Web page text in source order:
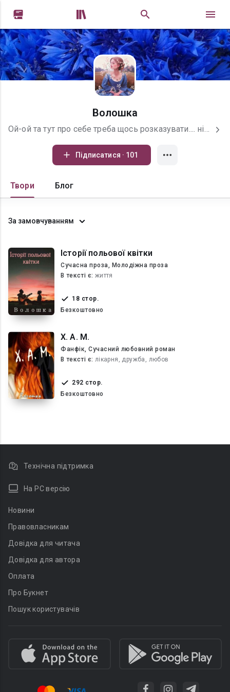
 
Волошка
Ой-ой та тут про себе треба щось розказувати.... ніколи цього не любила, бо ті, що мене знають і так все знають, а хто ще ні, то довго разказувати.) Якщо коротко то почала писати, щоб виправити свою граматику (бо завжди купа помилок), а я ж типу доросла жінка (25 рочків), та й встидно от так не грамотно писати. А ще дуже кайфую від кожного нового розділу своїх і чужих книг (люблю почитати). Люблю зелений колір і групу СКАЙ. Найважливіше для мене моя сім’я: чоловік і діточки, хоча це часто не дає повною мірою зануритись у творчість, а може й на краще… може … От і тут то «може» його я теж не люблю… бо може… а може й не може О мало не забула, звати мене Оля Купчак, а ВОЛОШКА то і улюблена квітка і теплий спогад з дитинства так дідо називав мене малою. Кому цікаво поспілкуватись то завжди вам рада в низу посилання на мережі
Підписатися · 101
Твори Блог
За замовчуванням
Історії польової квітки
Сучасна проза, Молодіжна проза
В текcті є: життя
18 стор.
Безкоштовно
Х. А. М.
Фанфік, Сучасний любовний роман
В текcті є: лікарня, дружба, любов
292 стор.
Безкоштовно
Технічна підтримка
На PC версію
Новини
Правовласникам
Довідка для читача
Довідка для автора
Оплата
Про Букнет
Пошук користувачів